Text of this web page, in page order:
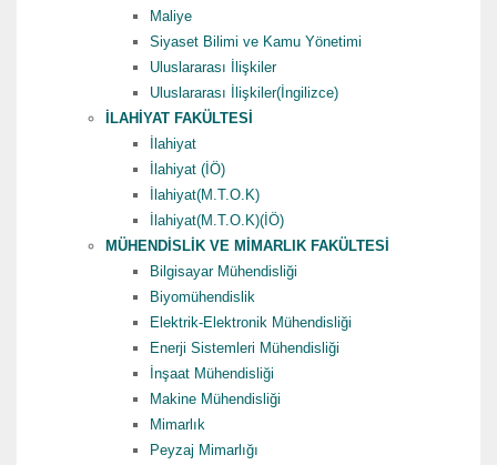
Maliye
Siyaset Bilimi ve Kamu Yönetimi
Uluslararası İlişkiler
Uluslararası İlişkiler(İngilizce)
İLAHİYAT FAKÜLTESİ
İlahiyat
İlahiyat (İÖ)
İlahiyat(M.T.O.K)
İlahiyat(M.T.O.K)(İÖ)
MÜHENDİSLİK VE MİMARLIK FAKÜLTESİ
Bilgisayar Mühendisliği
Biyomühendislik
Elektrik-Elektronik Mühendisliği
Enerji Sistemleri Mühendisliği
İnşaat Mühendisliği
Makine Mühendisliği
Mimarlık
Peyzaj Mimarlığı